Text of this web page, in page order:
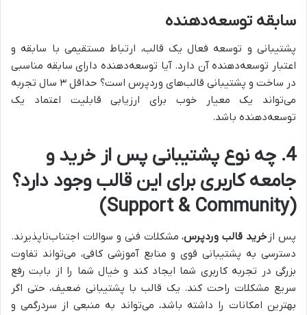
سابقه توسعه‌دهنده
پشتیبانی و توسعه فعال یک قالب، ارتباط مستقیمی با سابقه و
اعتبار توسعه‌دهنده آن دارد. آیا توسعه‌دهنده دارای سابقه مناسبی
در ساخت و پشتیبانی قالب‌های وردپرس است؟ حداقل ۳ سال تجربه
می‌تواند یک معیار خوب برای ارزیابی قابلیت اعتماد یک
توسعه‌دهنده باشد.
4. چه نوع پشتیبانی پس از خرید و
جامعه کاربری برای این قالب وجود دارد؟
(Support & Community)
پس از خرید قالب وردپرس، مشکلات فنی و سوالات اجتناب‌ناپذیرند.
دسترسی به پشتیبانی قوی و منابع آموزشی کافی، می‌تواند تفاوت
بزرگی در تجربه کاربری شما ایجاد کند و خیال شما را از بابت رفع
سریع مشکلات راحت کند. یک قالب با پشتیبانی ضعیف، حتی اگر
بهترین امکانات را داشته باشد، می‌تواند به منبعی از سردرگمی و